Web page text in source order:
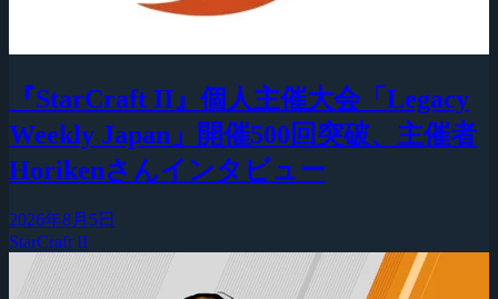
『StarCraft II』個人主催大会「Legacy
Weekly Japan」開催500回突破、主催者
Horikenさんインタビュー
2026年8月5日
StarCraft II